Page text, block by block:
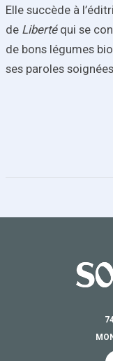
Elle succède à
de Libertéqui se
de bons légumes
ses paroles